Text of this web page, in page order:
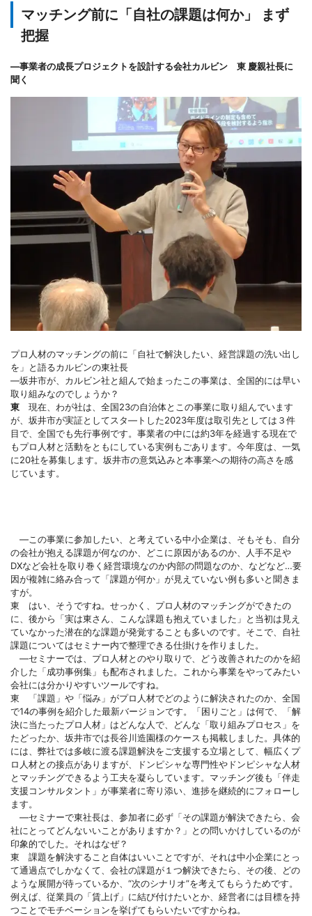
マッチング前に「自社の課題は何か」 まず
把握
―事業者の成長プロジェクトを設計する会社カルビン 東 慶親社長に
聞く
プロ人材のマッチングの前に「自社で解決したい、経営課題の洗い出し
を」と語るカルビンの東社長
―坂井市が、カルビン社と組んで始まったこの事業は、全国的には早い
取り組みなのでしょうか？
東 現在、わが社は、全国23の自治体とこの事業に取り組んでいます
が、坂井市が実証としてスタ―トした2023年度は取引先としては３件
目で、全国でも先行事例です。事業者の中には約3年を経過する現在で
もプロ人材と活動をともにしている実例もごあります。今年度は、一気
に20社を募集します。坂井市の意気込みと本事業への期待の高さを感
じています。
―この事業に参加したい、と考えている中小企業は、そもそも、自分
の会社が抱える課題が何なのか、どこに原因があるのか、人手不足や
DXなど会社を取り巻く経営環境なのか内部の問題なのか、などなど…要
因が複雑に絡み合って「課題が何か」が見えていない例も多いと聞きま
すが。
東 はい、そうですね。せっかく、プロ人材のマッチングができたの
に、後から「実は東さん、こんな課題も抱えていました」と当初は見え
ていなかった潜在的な課題が発覚することも多いのです。そこで、自社
課題についてはセミナー内で整理できる仕掛けを作りました。
―セミナーでは、プロ人材とのやり取りで、どう改善されたのかを紹
介した「成功事例集」も配布されました。これから事業をやってみたい
会社には分かりやすいツールですね。
東 「課題」や「悩み」がプロ人材でどのように解決されたのか、全国
で14の事例を紹介した最新バージョンです。「困りごと」は何で、「解
決に当たったプロ人材」はどんな人で、どんな「取り組みプロセス」を
たどったか、坂井市では長谷川造園様のケースも掲載しました。具体的
には、弊社では多岐に渡る課題解決をご支援する立場として、幅広くプ
ロ人材との接点がありますが、ドンピシャな専門性やドンピシャな人材
とマッチングできるよう工夫を凝らしています。マッチング後も「伴走
支援コンサルタント」が事業者に寄り添い、進捗を継続的にフォローし
ます。
―セミナーで東社長は、参加者に必ず「その課題が解決できたら、会
社にとってどんないいことがありますか？」との問いかけしているのが
印象的でした。それはなぜ？
東 課題を解決すること自体はいいことですが、それは中小企業にとっ
て通過点でしかなくて、会社の課題が１つ解決できたら、その後、どの
ような展開が待っているか、“次のシナリオ”を考えてもらうためです。
例えば、従業員の「賃上げ」に結び付けたいとか、経営者には目標を持
つことでモチベーションを挙げてもらいたいですからね。